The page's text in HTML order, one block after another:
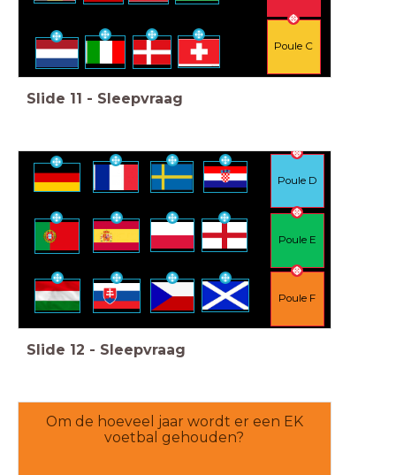
Poule C
Slide 11 - Sleepvraag
Poule D
Poule E
Poule F
Slide 12 - Sleepvraag
Om de hoeveel jaar wordt er een EK
voetbal gehouden?